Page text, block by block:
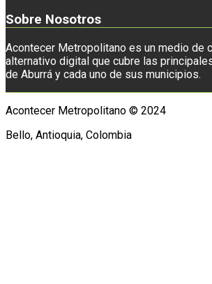
Sobre Nosotros
Acontecer Metropolitano es un medio de
alternativo digital que cubre las
de Aburrá y cada uno de sus municipios.
Acontecer Metropolitano © 2024
Bello, Antioquia, Colombia